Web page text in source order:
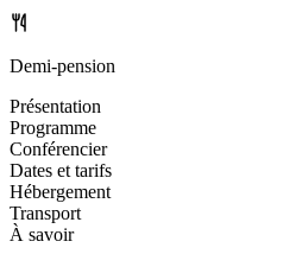
Demi-pension
Présentation
Programme
Conférencier
Dates et tarifs
Hébergement
Transport
À savoir